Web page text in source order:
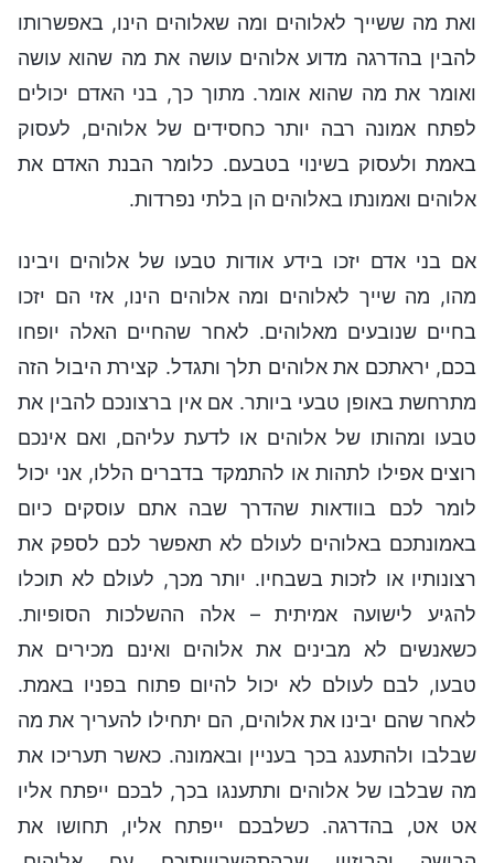
ואת מה ששייך לאלוהים ומה שאלוהים הינו, באפשרותו
להבין בהדרגה מדוע אלוהים עושה את מה שהוא עושה
ואומר את מה שהוא אומר. מתוך כך, בני האדם יכולים
לפתח אמונה רבה יותר כחסידים של אלוהים, לעסוק
באמת ולעסוק בשינוי בטבעם. כלומר הבנת האדם את
אלוהים ואמונתו באלוהים הן בלתי נפרדות.
אם בני אדם יזכו בידע אודות טבעו של אלוהים ויבינו
מהו, מה שייך לאלוהים ומה אלוהים הינו, אזי הם יזכו
בחיים שנובעים מאלוהים. לאחר שהחיים האלה יופחו
בכם, יראתכם את אלוהים תלך ותגדל. קצירת היבול הזה
מתרחשת באופן טבעי ביותר. אם אין ברצונכם להבין את
טבעו ומהותו של אלוהים או לדעת עליהם, ואם אינכם
רוצים אפילו לתהות או להתמקד בדברים הללו, אני יכול
לומר לכם בוודאות שהדרך שבה אתם עוסקים כיום
באמונתכם באלוהים לעולם לא תאפשר לכם לספק את
רצונותיו או לזכות בשבחיו. יותר מכך, לעולם לא תוכלו
להגיע לישועה אמיתית – אלה ההשלכות הסופיות.
כשאנשים לא מבינים את אלוהים ואינם מכירים את
טבעו, לבם לעולם לא יכול להיום פתוח בפניו באמת.
לאחר שהם יבינו את אלוהים, הם יתחילו להעריך את מה
שבלבו ולהתענג בכך בעניין ובאמונה. כאשר תעריכו את
מה שבלבו של אלוהים ותתענגו בכך, לבכם ייפתח אליו
אט אט, בהדרגה. כשלבכם ייפתח אליו, תחושו את